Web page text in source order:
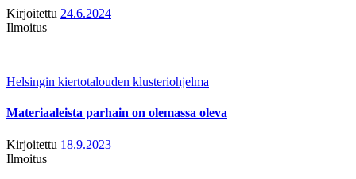
Kirjoitettu 24.6.2024
Ilmoitus
Helsingin kiertotalouden klusteriohjelma
Materiaaleista parhain on olemassa oleva
Kirjoitettu 18.9.2023
Ilmoitus